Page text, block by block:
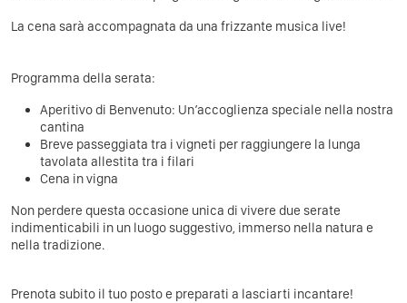
La cena sarà accompagnata da una frizzante musica live!
Programma della serata:
Aperitivo di Benvenuto: Un’accoglienza speciale nella nostra
cantina
Breve passeggiata tra i vigneti per raggiungere la lunga
tavolata allestita tra i filari
Cena in vigna
Non perdere questa occasione unica di vivere due serate
indimenticabili in un luogo suggestivo, immerso nella natura e
nella tradizione.
Prenota subito il tuo posto e preparati a lasciarti incantare!